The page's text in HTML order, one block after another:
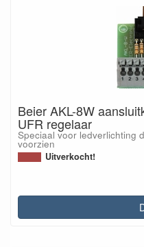
Beier AKL-8W
UFR regelaar
Speciaal voor ledverlichting
voorzien
Uitverkocht!